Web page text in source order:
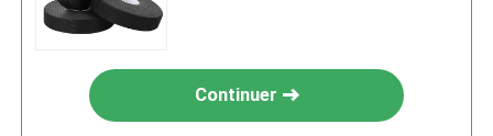
Continuer